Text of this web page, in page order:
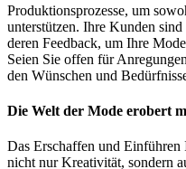
Produktionsprozesse, um
unterstützen. Ihre Kunden
deren Feedback, um Ihre
Seien Sie offen für
den Wünschen und
Die Welt der Mode erobert
Das Erschaffen und
nicht nur Kreativität, sondern